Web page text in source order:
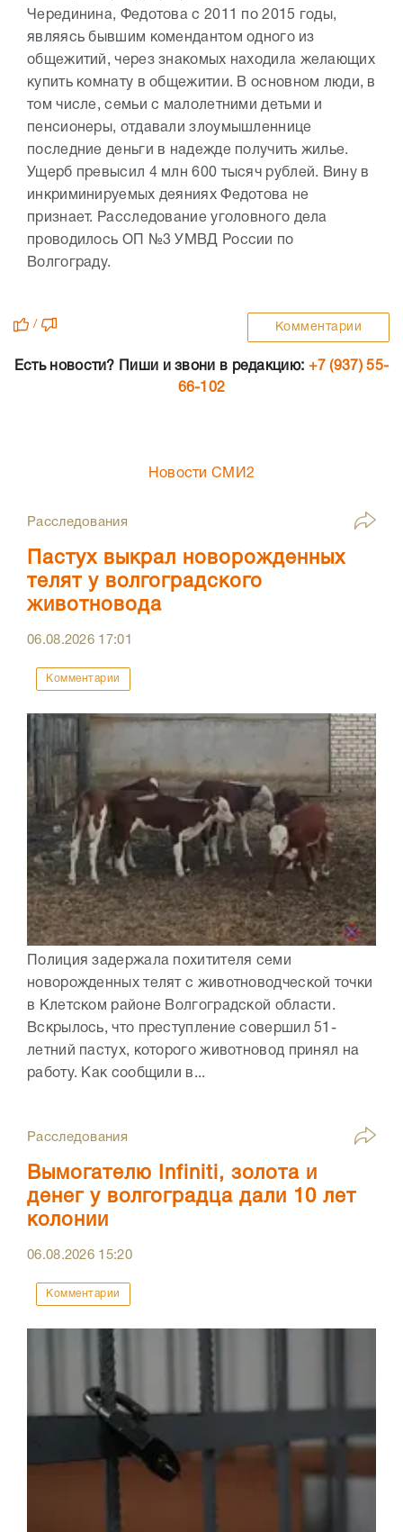
Черединина, Федотова с 2011 по 2015 годы,
являясь бывшим комендантом одного из
общежитий, через знакомых находила желающих
купить комнату в общежитии. В основном люди, в
том числе, семьи с малолетними детьми и
пенсионеры, отдавали злоумышленнице
последние деньги в надежде получить жилье.
Ущерб превысил 4 млн 600 тысяч рублей. Вину в
инкриминируемых деяниях Федотова не
признает. Расследование уголовного дела
проводилось ОП №3 УМВД России по
Волгограду.
/ Комментарии
Есть новости? Пиши и звони в редакцию: +7 (937) 55-
66-102
Новости СМИ2
Расследования
Пастух выкрал новорожденных
телят у волгоградского
животновода
06.08.2026 17:01
Комментарии
Полиция задержала похитителя семи
новорожденных телят с животноводческой точки
в Клетском районе Волгоградской области.
Вскрылось, что преступление совершил 51-
летний пастух, которого животновод принял на
работу. Как сообщили в...
Расследования
Вымогателю Infiniti, золота и
денег у волгоградца дали 10 лет
колонии
06.08.2026 15:20
Комментарии